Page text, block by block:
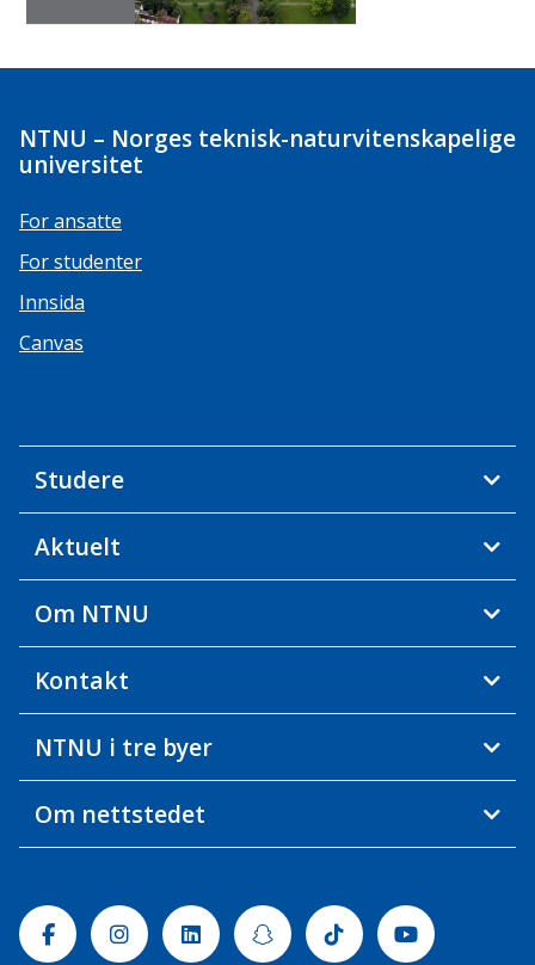
NTNU – Norges teknisk-naturvitenskapelige
universitet
For ansatte
For studenter
Innsida
Canvas
Studere
Aktuelt
Om NTNU
Kontakt
NTNU i tre byer
Om nettstedet
FacebookInstagramLinkedinSnapchatTiktok Youtube